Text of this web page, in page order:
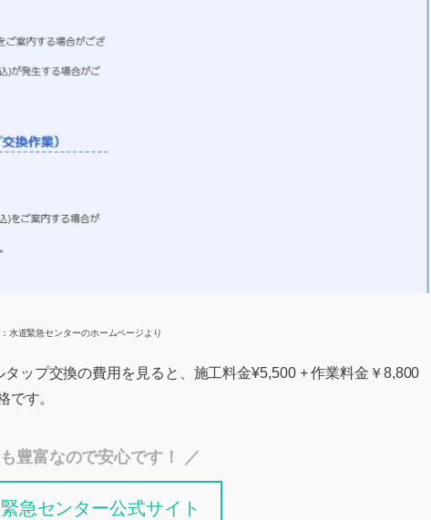
水道緊急センターのホームページより
ップ交換の費用を見ると、施工料金¥5,500 + 作業料金￥8,800
です。
豊富なので安心です！ ／
急センター公式サイト